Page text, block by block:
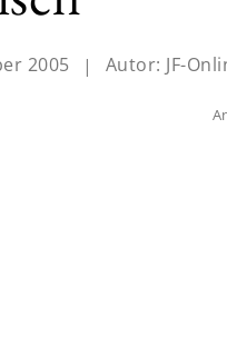
2005 | Autor: JF-